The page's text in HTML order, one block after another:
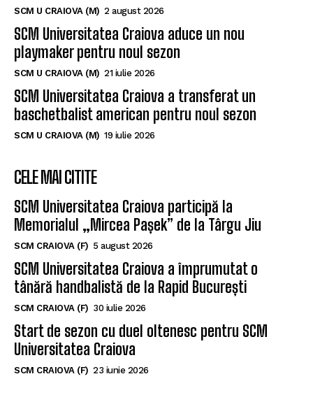
SCM U CRAIOVA (M) 2 august 2026
SCM Universitatea Craiova aduce un nou
playmaker pentru noul sezon
SCM U CRAIOVA (M) 21 iulie 2026
SCM Universitatea Craiova a transferat un
baschetbalist american pentru noul sezon
SCM U CRAIOVA (M) 19 iulie 2026
CELE MAI CITITE
SCM Universitatea Craiova participă la
Memorialul „Mircea Pașek” de la Târgu Jiu
SCM CRAIOVA (F) 5 august 2026
SCM Universitatea Craiova a împrumutat o
tânără handbalistă de la Rapid București
SCM CRAIOVA (F) 30 iulie 2026
Start de sezon cu duel oltenesc pentru SCM
Universitatea Craiova
SCM CRAIOVA (F) 23 iunie 2026